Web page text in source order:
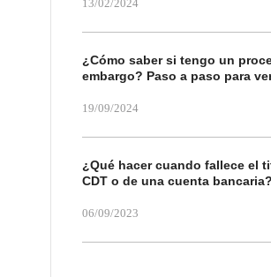
13/02/2024
¿Cómo saber si tengo un
embargo? Paso a paso para
19/09/2024
¿Qué hacer cuando fallece el
CDT o de una cuenta bancaria?
06/09/2023